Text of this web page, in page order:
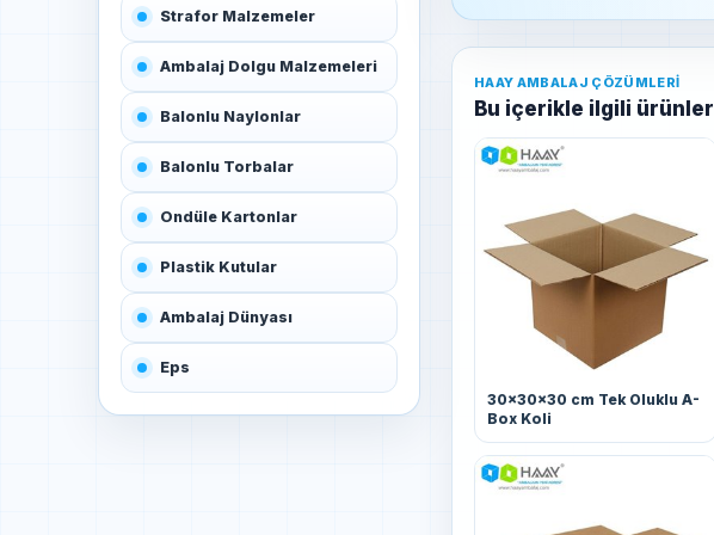
Strafor Malzemeler
Ambalaj Dolgu Malzemeleri
Balonlu Naylonlar
Balonlu Torbalar
Ondüle Kartonlar
Plastik Kutular
Ambalaj Dünyası
Eps
HAAY AMBALAJ ÇÖZÜMLERI
Bu içerikle ilgili ürünler
30x30x30 cm Tek Oluklu A-
Box Koli